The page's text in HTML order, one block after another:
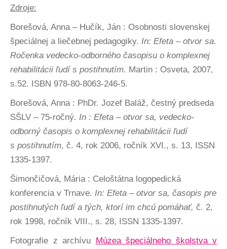
Zdroje:
Borešová, Anna – Hučík, Ján : Osobnosti slovenskej
špeciálnej a liečebnej pedagogiky. In: Efeta – otvor sa.
Ročenka vedecko-odborného časopisu o komplexnej
rehabilitácii ľudí s postihnutím. Martin : Osveta, 2007,
s.52. ISBN 978-80-8063-246-5.
Borešová, Anna : PhDr. Jozef Baláž, čestný predseda
SŠLV – 75-ročný. In : Efeta – otvor sa, vedecko-
odborný časopis o komplexnej rehabilitácii ľudí
s postihnutím, č. 4, rok 2006, ročník XVI., s. 13, ISSN
1335-1397.
Šimončičová, Mária : Celoštátna logopedická
konferencia v Trnave. In: Efeta – otvor sa, časopis pre
postihnutých ľudí a tých, ktorí im chcú pomáhať, č. 2,
rok 1998, ročník VIII., s. 28, ISSN 1335-1397.
Fotografie z archívu Múzea špeciálneho školstva v